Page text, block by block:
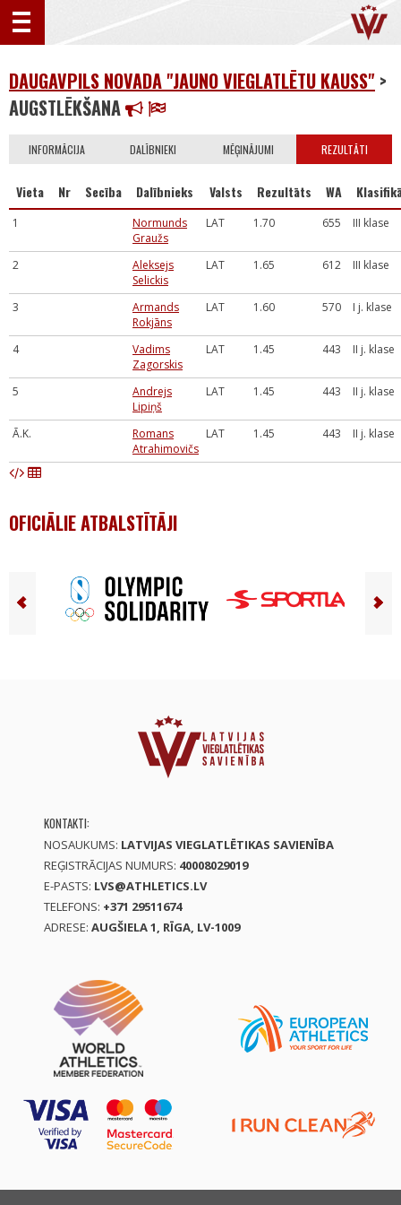
DAUGAVPILS NOVADA "JAUNO VIEGLATLĒTU KAUSS" >
AUGSTLĒKŠANA
INFORMĀCIJA DALĪBNIEKI MĒĢINĀJUMI REZULTĀTI
Vieta Nr Secība Dalībnieks Valsts Rezultāts WA
1
Normunds
Graužs
LAT 1.70 655 III klase
2
Aleksejs
Selickis
LAT 1.65 612 III klase
3
Armands
Rokjāns
LAT 1.60 570 I j. klase
4
Vadims
Zagorskis
LAT 1.45 443 II j. klase
5
Andrejs
Lipiņš
LAT 1.45 443 II j. klase
Ā.K.
Romans
Atrahimovičs
LAT 1.45 443 II j. klase
OFICIĀLIE ATBALSTĪTĀJI
KONTAKTI:
NOSAUKUMS: LATVIJAS VIEGLATLĒTIKAS SAVIENĪBA
REĢISTRĀCIJAS NUMURS: 40008029019
E-PASTS: LVS@ATHLETICS.LV
TELEFONS: +371 29511674
ADRESE: AUGŠIELA 1, RĪGA, LV-1009